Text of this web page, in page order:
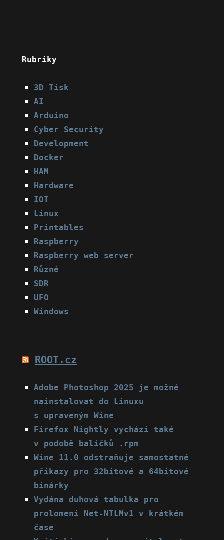
Rubriky
3D Tisk
AI
Arduino
Cyber Security
Development
Docker
HAM
Hardware
IOT
Linux
Printables
Raspberry
Raspberry web server
Různé
SDR
UFO
Windows
ROOT.cz
Adobe Photoshop 2025 je možné
nainstalovat do Linuxu
s upraveným Wine
Firefox Nightly vychází také
v podobě balíčků .rpm
Wine 11.0 odstraňuje samostatné
příkazy pro 32bitové a 64bitové
binárky
Vydána duhová tabulka pro
prolomení Net-NTLMv1 v krátkém
čase